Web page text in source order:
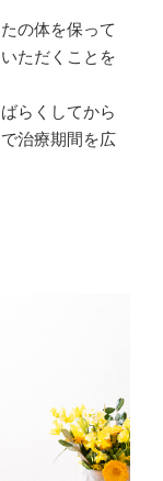
の体を保って
ただくことを
らくしてから
治療期間を広